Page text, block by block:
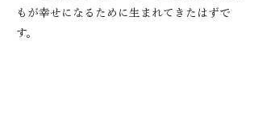
もが幸せになるために生まれてきたはずで
す。